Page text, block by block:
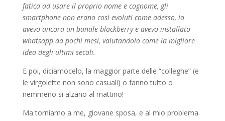
fatica ad usare il proprio nome e cognome, gli
smartphone non erano così evoluti come adesso, io
avevo ancora un banale blackberry e avevo installato
whatsapp da pochi mesi, valutandolo come la migliore
idea degli ultimi secoli.
E poi, diciamocelo, la maggior parte delle “colleghe” (e
le virgolette non sono casuali) o fanno tutto o
nemmeno si alzano al mattino!
Ma torniamo a me, giovane sposa, e al mio problema.